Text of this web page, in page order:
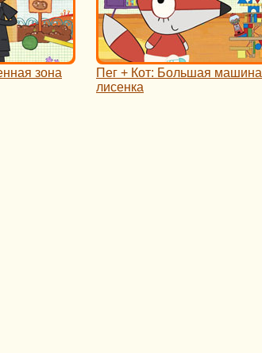
зона
Пег + Кот: Большая машина
лисенка